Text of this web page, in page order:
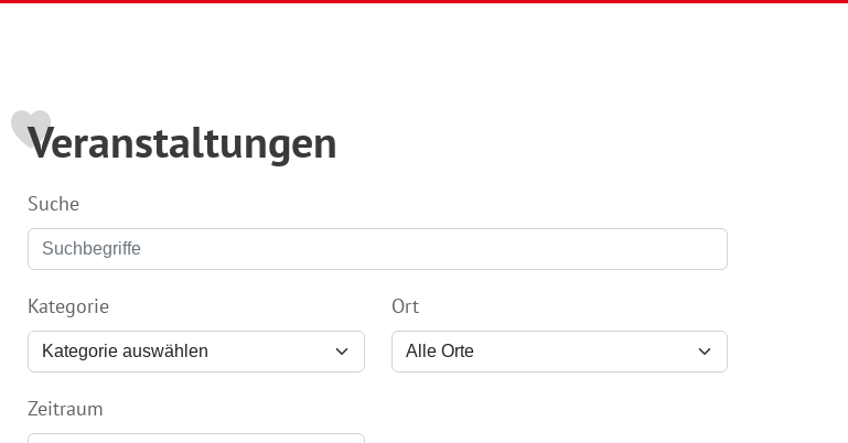
Veranstaltungen
Suche
Kategorie Ort
Zeitraum